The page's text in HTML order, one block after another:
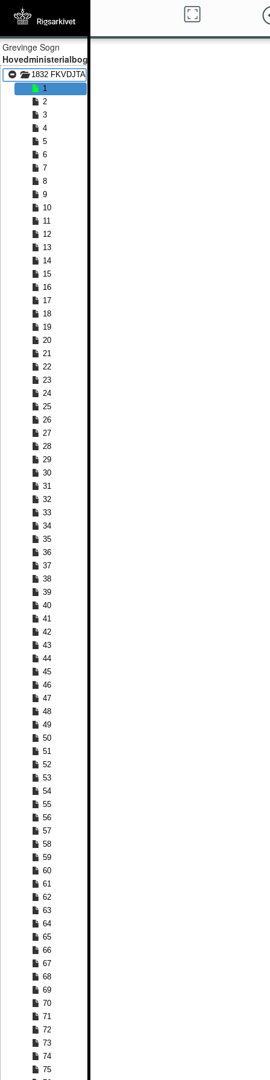
Grevinge Sogn
Hovedministerialbog
1832 FKVDJTA - 1844 FKVDJTA
1
2
3
4
5
6
7
8
9
10
11
12
13
14
15
16
17
18
19
20
21
22
23
24
25
26
27
28
29
30
31
32
33
34
35
36
37
38
39
40
41
42
43
44
45
46
47
48
49
50
51
52
53
54
55
56
57
58
59
60
61
62
63
64
65
66
67
68
69
70
71
72
73
74
75